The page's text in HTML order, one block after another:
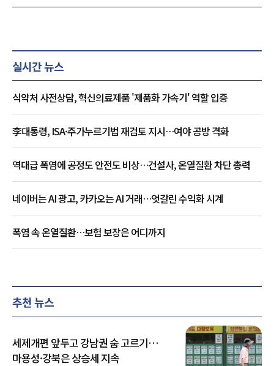
실시간 뉴스
식약처 사전상담, 혁신의료제품 '제품화 가속기' 역할 입증
李대통령, ISA·주가누르기법 재검토 지시…여야 공방 격화
역대급 폭염에 공정도 안전도 비상…건설사, 온열질환 차단 총력
네이버는 AI 광고, 카카오는 AI 거래…엇갈린 수익화 시계
폭염 속 온열질환…보험 보장은 어디까지
추천 뉴스
세제개편 앞두고 강남권 숨 고르기…
마용성·강북은 상승세 지속